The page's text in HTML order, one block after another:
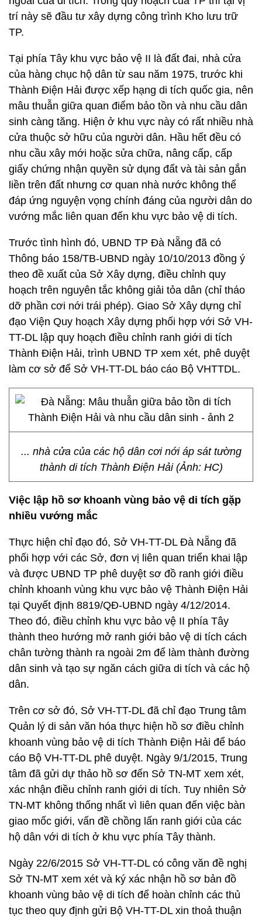
trí này sẽ đầu tư xây dựng công trình Kho lưu trữ
TP.
Tại phía Tây khu vực bảo vệ II là đất đai, nhà cửa
của hàng chục hộ dân từ sau năm 1975, trước khi
Thành Điện Hải được xếp hạng di tích quốc gia, nên
mâu thuẫn giữa quan điểm bảo tồn và nhu cầu dân
sinh càng tăng. Hiện ở khu vực này có rất nhiều nhà
cửa thuộc sở hữu của người dân. Hầu hết đều có
nhu cầu xây mới hoặc sửa chữa, nâng cấp, cấp
giấy chứng nhận quyền sử dụng đất và tài sản gắn
liền trên đất nhưng cơ quan nhà nước không thể
đáp ứng nguyện vọng chính đáng của người dân do
vướng mắc liên quan đến khu vực bảo vệ di tích.
Trước tình hình đó, UBND TP Đà Nẵng đã có
Thông báo 158/TB-UBND ngày 10/10/2013 đồng ý
theo đề xuất của Sở Xây dựng, điều chỉnh quy
hoạch trên nguyên tắc không giải tỏa dân (chỉ tháo
dỡ phần cơi nới trái phép). Giao Sở Xây dựng chỉ
đạo Viện Quy hoạch Xây dựng phối hợp với Sở VH-
TT-DL lập quy hoạch điều chỉnh ranh giới di tích
Thành Điện Hải, trình UBND TP xem xét, phê duyệt
làm cơ sở để Sở VH-TT-DL báo cáo Bộ VHTTDL.
... nhà cửa của các hộ dân cơi nới áp sát tường
thành di tích Thành Điện Hải (Ảnh: HC)
Việc lập hồ sơ khoanh vùng bảo vệ di tích gặp
nhiều vướng mắc
Thực hiện chỉ đạo đó, Sở VH-TT-DL Đà Nẵng đã
phối hợp với các Sở, đơn vị liên quan triển khai lập
và được UBND TP phê duyệt sơ đồ ranh giới điều
chỉnh khoanh vùng khu vực bảo vệ Thành Điện Hải
tại Quyết định 8819/QĐ-UBND ngày 4/12/2014.
Theo đó, điều chỉnh khu vực bảo vệ II phía Tây
thành theo hướng mở ranh giới bảo vệ di tích cách
chân tường thành ra ngoài 2m để làm thành đường
dân sinh và tạo sự ngăn cách giữa di tích và các hộ
dân.
Trên cơ sở đó, Sở VH-TT-DL đã chỉ đạo Trung tâm
Quản lý di sản văn hóa thực hiện hồ sơ điều chỉnh
khoanh vùng bảo vệ di tích Thành Điện Hải để báo
cáo Bộ VH-TT-DL phê duyệt. Ngày 9/1/2015, Trung
tâm đã gửi dự thảo hồ sơ đến Sở TN-MT xem xét,
xác nhận điều chỉnh ranh giới di tích. Tuy nhiên Sở
TN-MT không thống nhất vì liên quan đến việc bàn
giao mốc giới, vấn đề chồng lấn ranh giới của các
hộ dân với di tích ở khu vực phía Tây thành.
Ngày 22/6/2015 Sở VH-TT-DL có công văn đề nghị
Sở TN-MT xem xét và ký xác nhận hồ sơ bản đồ
khoanh vùng bảo vệ di tích để hoàn chỉnh các thủ
tục theo quy định gửi Bộ VH-TT-DL xin thoả thuận